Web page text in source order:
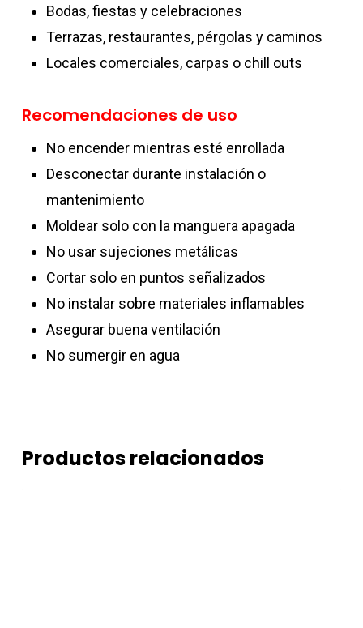
Bodas, fiestas y celebraciones
Terrazas, restaurantes, pérgolas y caminos
Locales comerciales, carpas o chill outs
Recomendaciones de uso
No encender mientras esté enrollada
Desconectar durante instalación o
mantenimiento
Moldear solo con la manguera apagada
No usar sujeciones metálicas
Cortar solo en puntos señalizados
No instalar sobre materiales inflamables
Asegurar buena ventilación
No sumergir en agua
Productos relacionados